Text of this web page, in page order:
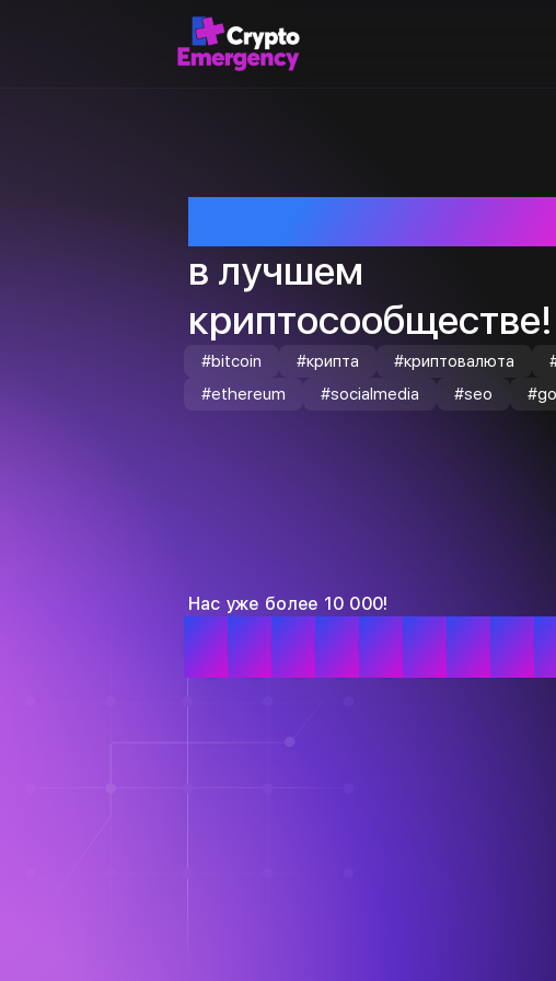
в лучшем
криптосообществе!
#bitcoin #крипта #криптовалюта
#ethereum
#socialmedia #seo
Нас уже более 10 000!